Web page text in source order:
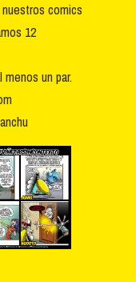
comics
12
un par.